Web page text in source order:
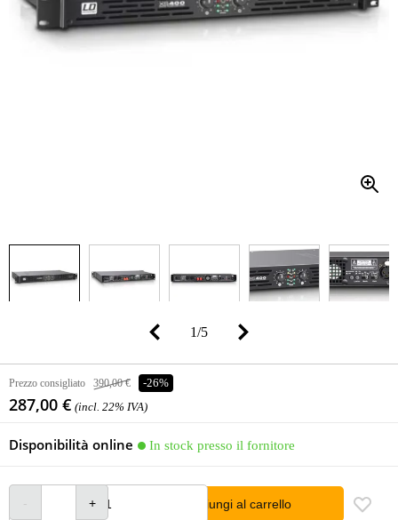
1/5
Prezzo consigliato 390,00 € -26%
287,00 € (incl. 22% IVA)
Disponibilità online In stock presso il fornitore
Aggiungi al carrello